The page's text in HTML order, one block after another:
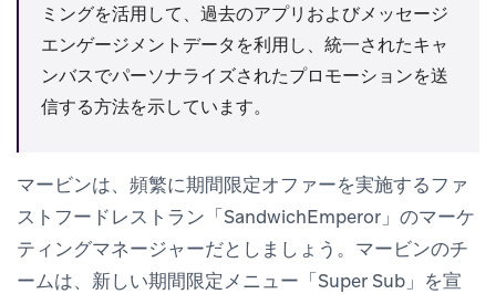
ミングを活用して、過去のアプリおよびメッセージ
エンゲージメントデータを利用し、統一されたキャ
ンバスでパーソナライズされたプロモーションを送
信する方法を示しています。
マービンは、頻繁に期間限定オファーを実施するファ
ストフードレストラン「SandwichEmperor」のマーケ
ティングマネージャーだとしましょう。マービンのチ
ームは、新しい期間限定メニュー「Super Sub」を宣